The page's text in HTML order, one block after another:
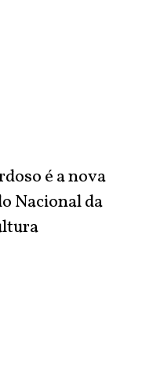
é a nova
Nacional da